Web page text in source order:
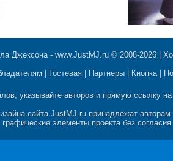
Джексона- www.JustMJ.ru © 2008-2026 |
Гостевая Партнеры Кнопка|
указывайте авторов и прямую ссылку на
сайта JustMJ.ru принадлежат авторам
элементы проекта без согласия